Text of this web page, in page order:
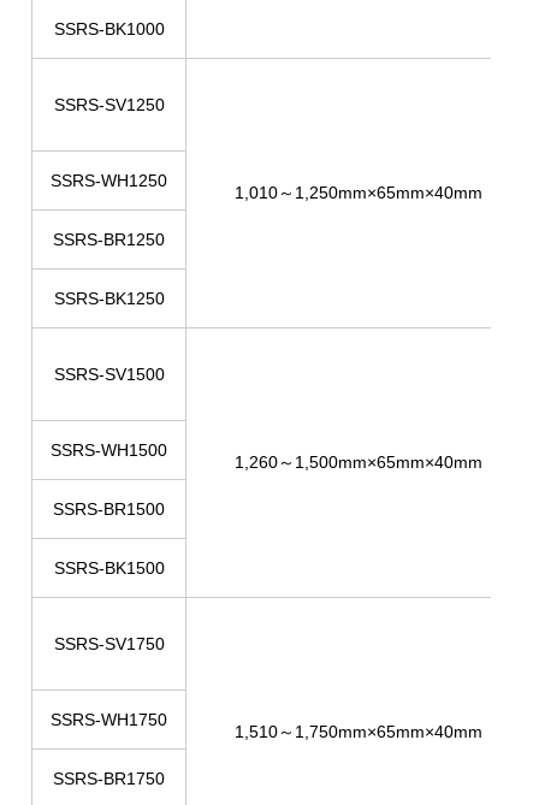
SSRS-BK1000
SSRS-SV1250
1,010～1,250mm×65mm×40mm
SSRS-WH1250
SSRS-BR1250
SSRS-BK1250
SSRS-SV1500
1,260～1,500mm×65mm×40mm
SSRS-WH1500
SSRS-BR1500
SSRS-BK1500
SSRS-SV1750
1,510～1,750mm×65mm×40mm
SSRS-WH1750
SSRS-BR1750